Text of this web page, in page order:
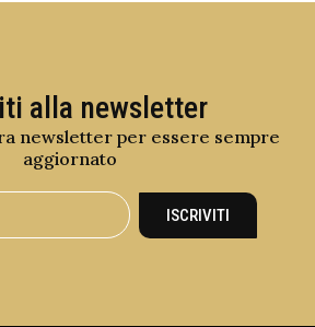
alla newsletter
newsletter per essere sempre
aggiornato
ISCRIVITI